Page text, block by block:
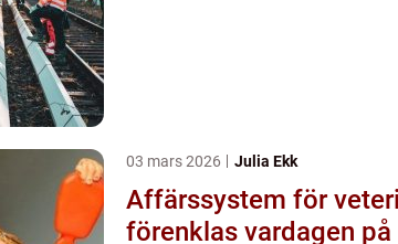
03 mars 2026 Julia Ekk
Affärssystem för
förenklas vardagen